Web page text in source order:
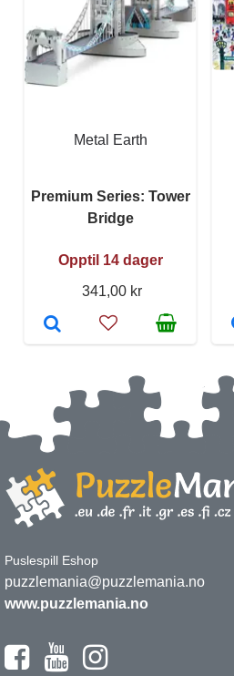
Metal Earth
Premium Series: Tower
Bridge
Opptil 14 dager
341,00 kr
Puslespill Eshop
puzzlemania@puzzlemania.no
www.puzzlemania.no